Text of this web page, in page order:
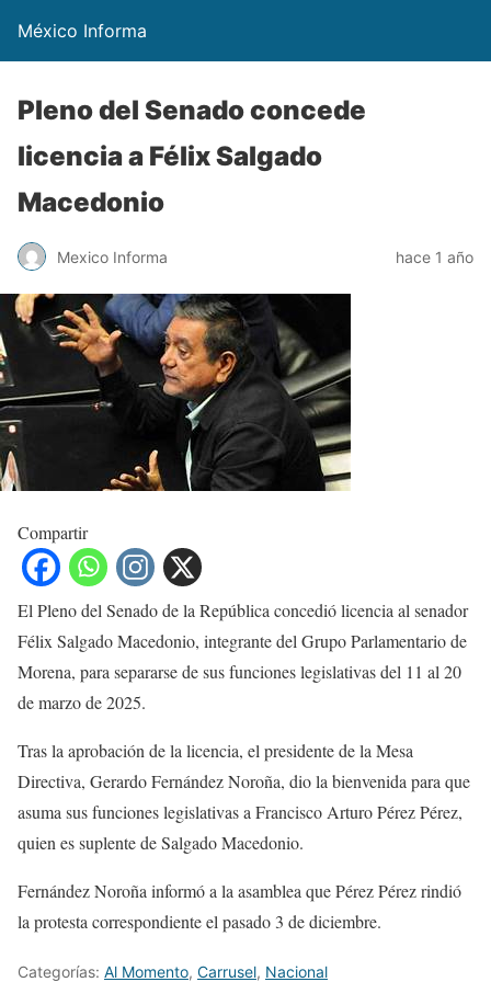
México Informa
Pleno del Senado concede
licencia a Félix Salgado
Macedonio
Mexico Informa hace 1 año
Compartir
El Pleno del Senado de la República concedió licencia al senador
Félix Salgado Macedonio, integrante del Grupo Parlamentario de
Morena, para separarse de sus funciones legislativas del 11 al 20
de marzo de 2025.
Tras la aprobación de la licencia, el presidente de la Mesa
Directiva, Gerardo Fernández Noroña, dio la bienvenida para que
asuma sus funciones legislativas a Francisco Arturo Pérez Pérez,
quien es suplente de Salgado Macedonio.
Fernández Noroña informó a la asamblea que Pérez Pérez rindió
la protesta correspondiente el pasado 3 de diciembre.
Categorías: Al Momento, Carrusel, Nacional